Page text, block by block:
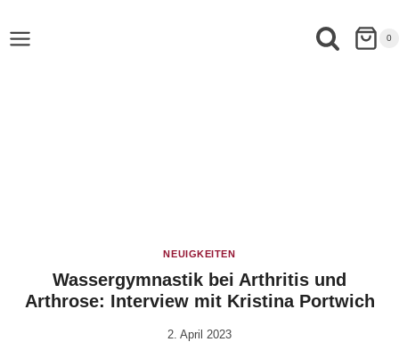
0
NEUIGKEITEN
Wassergymnastik bei Arthritis und
Arthrose: Interview mit Kristina Portwich
Von
2. April 2023